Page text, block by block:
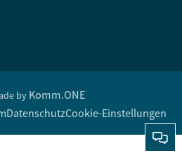
by Komm.ONE
DatenschutzCookie-Einstellungen